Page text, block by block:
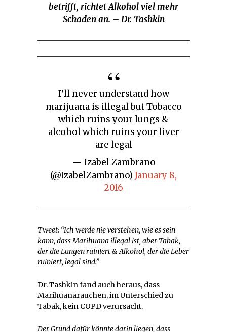
betrifft, richtet Alkohol viel mehr
Schaden an. – Dr. Tashkin
I'll never understand how
marijuana is illegal but Tobacco
which ruins your lungs &
alcohol which ruins your liver
are legal
— Izabel Zambrano
(@IzabelZambrano) January 8,
2016
Tweet: “Ich werde nie verstehen, wie es sein
kann, dass Marihuana illegal ist, aber Tabak,
der die Lungen ruiniert & Alkohol, der die Leber
ruiniert, legal sind.”
Dr. Tashkin fand auch heraus, dass
Marihuanarauchen, im Unterschied zu
Tabak, kein COPD verursacht.
Der Grund dafür könnte darin liegen, dass